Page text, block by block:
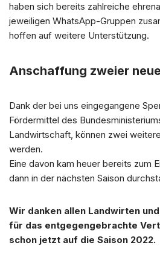
haben sich bereits zahlreiche
jeweiligen WhatsApp-Gruppen
hoffen auf weitere Unterstützung.
Anschaffung zweier
Dank der bei uns eingegangene
Fördermittel des
Landwirtschaft, können zwei
werden.
Eine davon kam heuer bereits zum
dann in der nächsten Saison
Wir danken allen Landwirten
für das entgegengebrachte
schon jetzt auf die Saison 2022.